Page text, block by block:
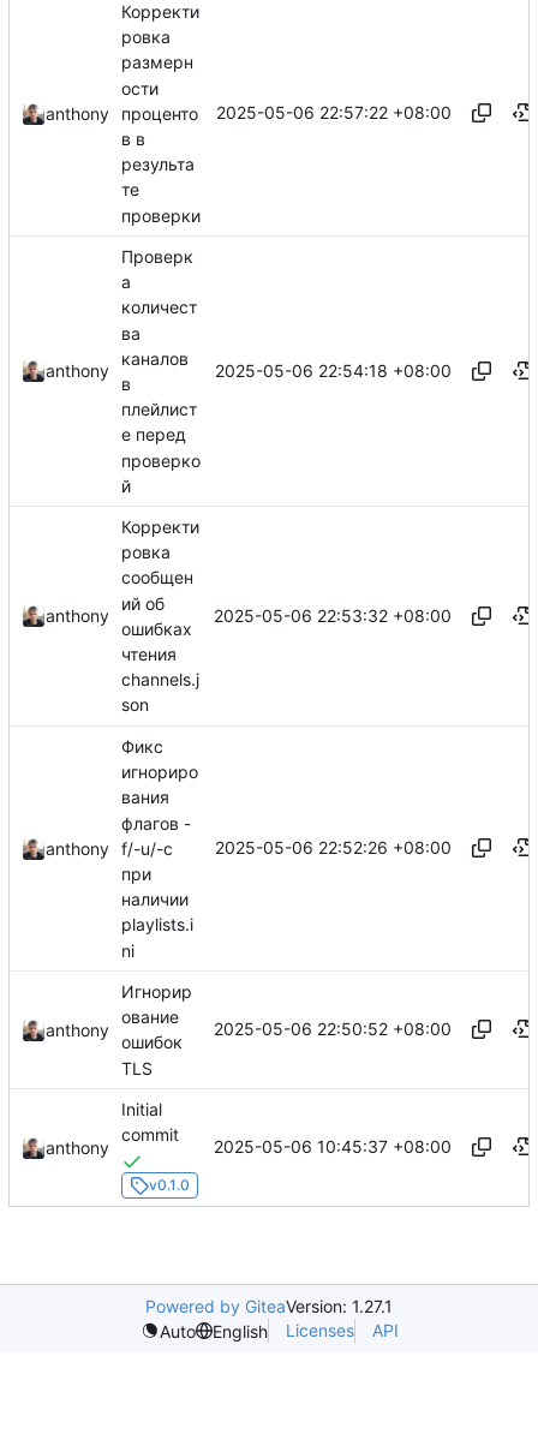
anthony
Корректи
ровка
размерн
ости
проценто
в в
результа
те
проверки
2025-05-06 22:57:22 +08:00
anthony
Проверк
а
количест
ва
каналов
в
плейлист
е перед
проверко
й
2025-05-06 22:54:18 +08:00
anthony
Корректи
ровка
сообщен
ий об
ошибках
чтения
channels.j
son
2025-05-06 22:53:32 +08:00
anthony
Фикс
игнориро
вания
флагов -
f/-u/-c
при
наличии
playlists.i
ni
2025-05-06 22:52:26 +08:00
anthony
Игнорир
ование
ошибок
TLS
2025-05-06 22:50:52 +08:00
anthony
Initial
commit
v0.1.0
2025-05-06 10:45:37 +08:00
Powered by GiteaVersion: 1.27.1
Auto
English Licenses API